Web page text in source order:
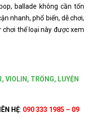
ballade không cần tốn
nhanh, phổ biến, dễ chơi,
chơi thể loại này được xem
VIOLIN, TRỐNG, LUYỆN
HỆ: 090 333 1985 – 09